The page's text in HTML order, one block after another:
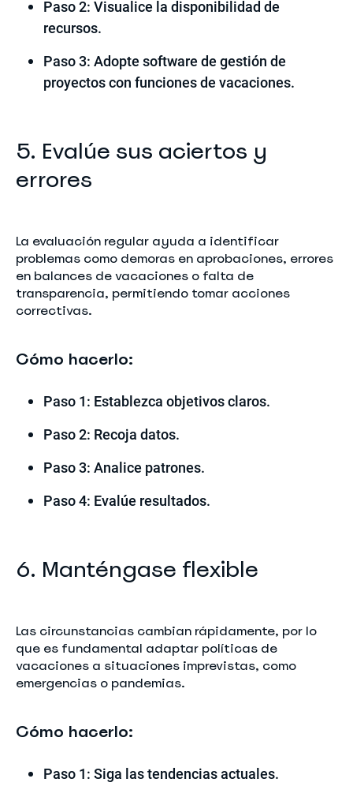
Paso 2: Visualice la disponibilidad de
recursos.
Paso 3: Adopte software de gestión de
proyectos con funciones de vacaciones.
5. Evalúe sus aciertos y
errores
La evaluación regular ayuda a identificar
problemas como demoras en aprobaciones, errores
en balances de vacaciones o falta de
transparencia, permitiendo tomar acciones
correctivas.
Cómo hacerlo:
Paso 1: Establezca objetivos claros.
Paso 2: Recoja datos.
Paso 3: Analice patrones.
Paso 4: Evalúe resultados.
6. Manténgase flexible
Las circunstancias cambian rápidamente, por lo
que es fundamental adaptar políticas de
vacaciones a situaciones imprevistas, como
emergencias o pandemias.
Cómo hacerlo:
Paso 1: Siga las tendencias actuales.